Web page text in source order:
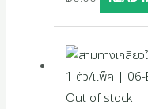
Out of stock